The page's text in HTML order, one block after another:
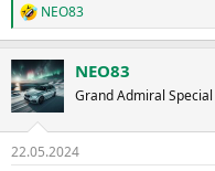
R
e
k
t
i
n
e
NEO83
NEO83
Grand Admiral Special
22.05.2024